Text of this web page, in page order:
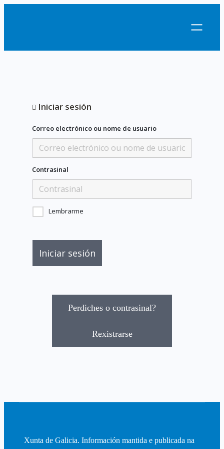
Iniciar sesión
Correo electrónico ou nome de usuario
Contrasinal
Lembrarme
Perdiches o contrasinal?
Rexistrarse
Xunta de Galicia. Información mantida e publicada na